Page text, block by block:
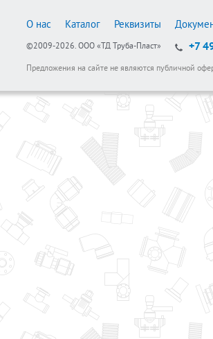
О нас Каталог Реквизиты
©2009-2026. ООО «ТД Труба-Пласт» +7
Предложения на сайте не являются публичной